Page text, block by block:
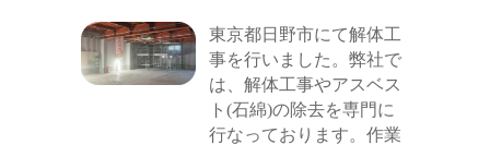
東京都日野市にて解体工
事を行いました。弊社で
は、解体工事やアスベス
ト(石綿)の除去を専門に
行なっております。作業